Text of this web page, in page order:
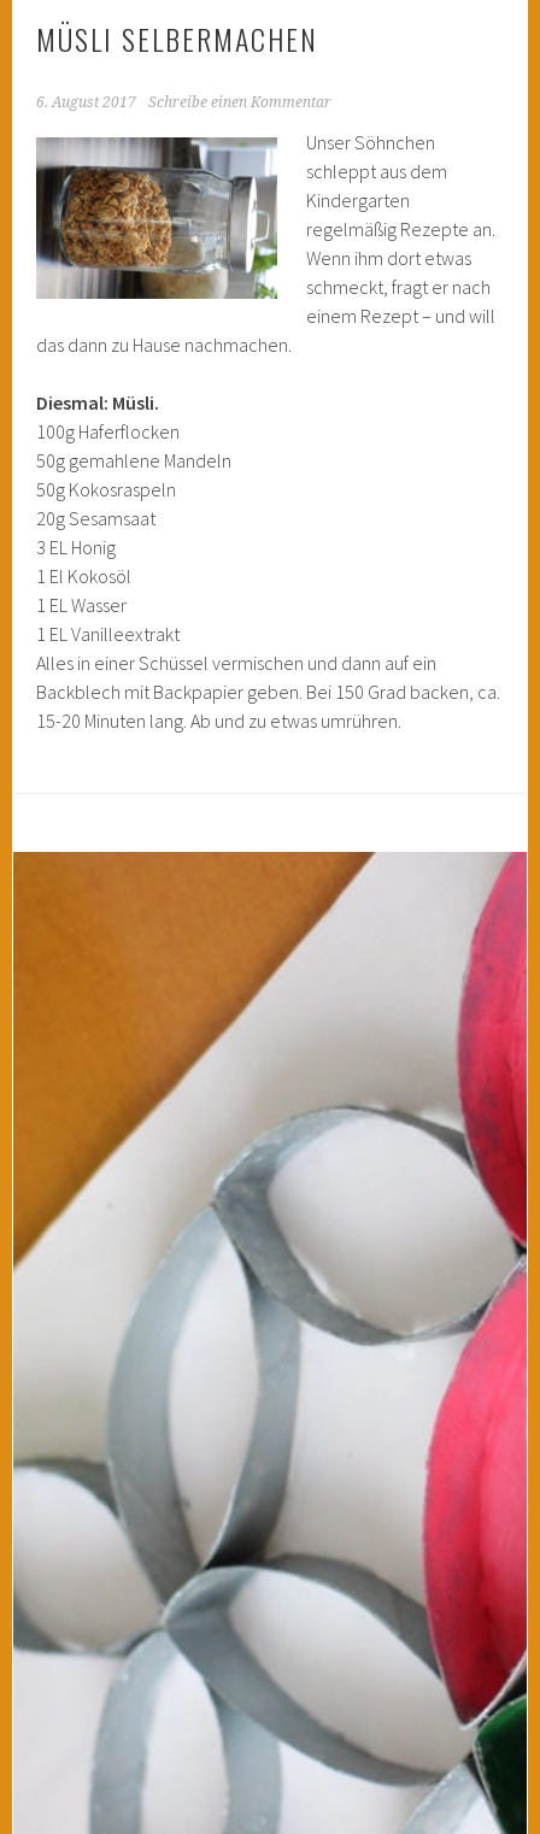
MÜSLI SELBERMACHEN
6. August 2017 Schreibe einen Kommentar
Unser Söhnchen
schleppt aus dem
Kindergarten
regelmäßig Rezepte an.
Wenn ihm dort etwas
schmeckt, fragt er nach
einem Rezept – und will
das dann zu Hause nachmachen.
Diesmal: Müsli.
100g Haferflocken
50g gemahlene Mandeln
50g Kokosraspeln
20g Sesamsaat
3 EL Honig
1 El Kokosöl
1 EL Wasser
1 EL Vanilleextrakt
Alles in einer Schüssel vermischen und dann auf ein
Backblech mit Backpapier geben. Bei 150 Grad backen, ca.
15-20 Minuten lang. Ab und zu etwas umrühren.